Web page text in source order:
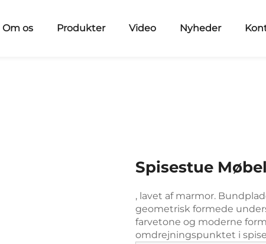
Om os Produkter Video Nyheder
Spisestue
, lavet af marmor.
geometrisk formede
farvetone og moderne
omdrejningspunktet i